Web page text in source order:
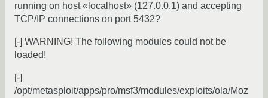
running on host «localhost» (127.0.0.1) and accepting
TCP/IP connections on port 5432?
[-] WARNING! The following modules could not be
loaded!
[-]
/opt/metasploit/apps/pro/msf3/modules/exploits/ola/Moz